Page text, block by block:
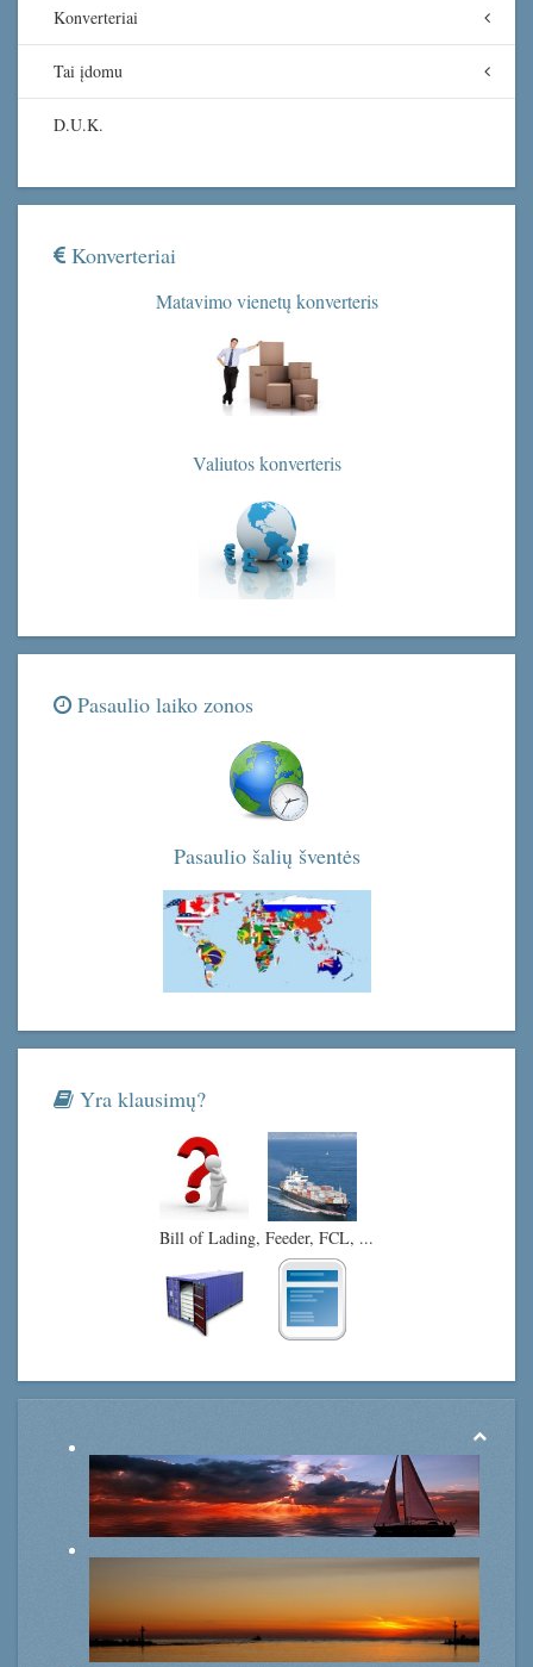
Konverteriai
Tai įdomu
D.U.K.
Konverteriai
Matavimo vienetų konverteris
Valiutos konverteris
Pasaulio laiko zonos
Pasaulio šalių šventės
Yra klausimų?
Bill of Lading, Feeder, FCL, ...